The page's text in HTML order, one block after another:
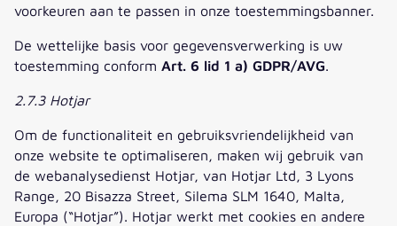
voorkeuren aan te passen in onze toestemmingsbanner.
De wettelijke basis voor gegevensverwerking is uw
toestemming conform Art. 6 lid 1 a) GDPR/AVG
2.7.3 Hotjar
Om de functionaliteit en gebruiksvriendelijkheid van
onze website te optimaliseren, maken wij gebruik van
de webanalysedienst Hotjar, van Hotjar Ltd, 3 Lyons
Range, 20 Bisazza Street, Silema SLM 1640, Malta,
Europa (“Hotjar”). Hotjar werkt met cookies en andere